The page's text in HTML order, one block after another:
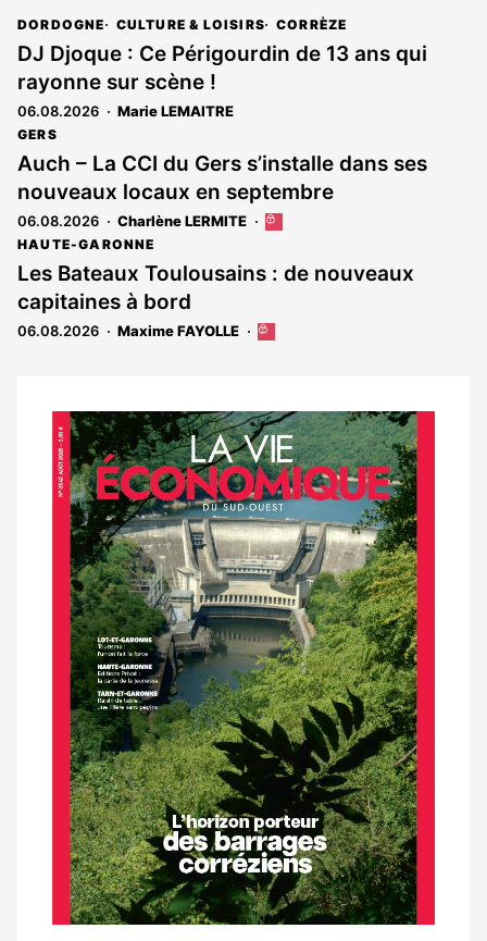
DORDOGNE CULTURE & LOISIRS CORRÈZE
DJ Djoque : Ce Périgourdin de 13 ans qui
rayonne sur scène !
06.08.2026 Marie LEMAITRE
GERS
Auch – La CCI du Gers s’installe dans ses
nouveaux locaux en septembre
06.08.2026 Charlène LERMITE
Cet
réservé
abonnés
HAUTE-GARONNE
Les Bateaux Toulousains : de nouveaux
capitaines à bord
06.08.2026 Maxime FAYOLLE
Cet
aux
abonnés
Notre
dernier
magazine